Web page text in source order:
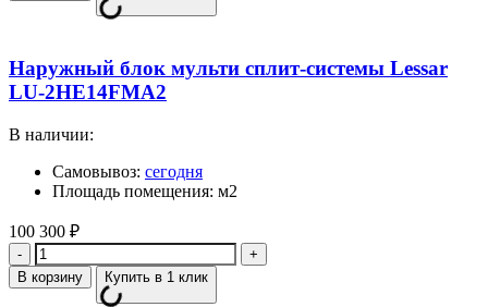
Наружный блок мульти сплит-системы Lessar
LU-2HE14FMA2
В наличии:
Самовывоз: сегодня
Площадь помещения: м2
100 300 ₽
Количество
В корзину Купить в 1 клик